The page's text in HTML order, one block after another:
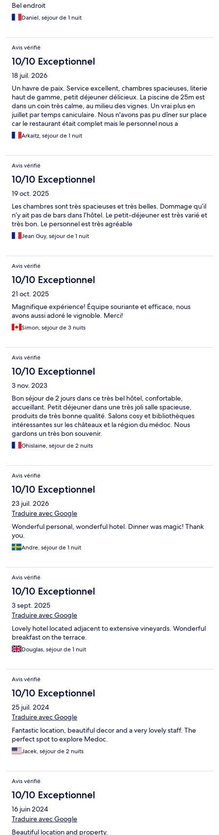
Bel endroit
Daniel, séjour de 1 nuit
Avis vérifié
10/10 Exceptionnel
18 juil. 2026
Un havre de paix. Service excellent, chambres spacieuses, literie
haut de gamme, petit déjeuner délicieux. La piscine de 25m est
dans un coin très calme, au milieu des vignes. Un vrai plus en
juillet par temps caniculaire. Nous n'avons pas pu dîner sur place
car le restaurant était complet mais le personnel nous a
recommandé d'autres tables de qualité à proximité. Un 10/10
pour tout le personnel pour leur bienveillance de tous les
Arkaitz, séjour de 1 nuit
Avis vérifié
10/10 Exceptionnel
19 oct. 2025
Les chambres sont très spacieuses et très belles. Dommage qu’il
n’y ait pas de bars dans l’hôtel. Le petit-déjeuner est très varié et
très bon. Le personnel est très agréable
Jean Guy, séjour de 1 nuit
Avis vérifié
10/10 Exceptionnel
21 oct. 2025
Magnifique expérience! Équipe souriante et efficace, nous
avons aussi adoré le vignoble. Merci!
Simon, séjour de 3 nuits
Avis vérifié
10/10 Exceptionnel
3 nov. 2023
Bon séjour de 2 jours dans ce très bel hôtel, confortable,
accueillant. Petit déjeuner dans une très joli salle spacieuse,
produits de très bonne qualité. Salons cosy et bibliothèques
intéressantes sur les châteaux et la région du médoc. Nous
gardons un très bon souvenir.
Ghislaine, séjour de 2 nuits
Avis vérifié
10/10 Exceptionnel
23 juil. 2026
Traduire avec Google
Wonderful personal, wonderful hotel. Dinner was magic! Thank
you.
Andre, séjour de 1 nuit
Avis vérifié
10/10 Exceptionnel
3 sept. 2025
Traduire avec Google
Lovely hotel located adjacent to extensive vineyards. Wonderful
breakfast on the terrace.
Douglas, séjour de 1 nuit
Avis vérifié
10/10 Exceptionnel
25 juil. 2024
Traduire avec Google
Fantastic location, beautiful decor and a very lovely staff. The
perfect spot to explore Medoc.
Jacek, séjour de 2 nuits
Avis vérifié
10/10 Exceptionnel
16 juin 2024
Traduire avec Google
Beautiful location and property.